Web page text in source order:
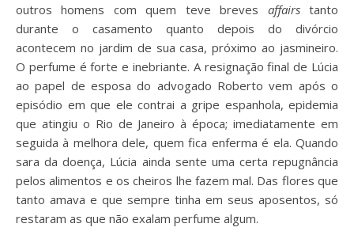
outros homens com quem teve breves affairstanto
durante o casamento quanto depois do divórcio
acontecem no jardim de sua casa, próximo ao jasmineiro.
O perfume é forte e inebriante. A resignação final de Lúcia
ao papel de esposa do advogado Roberto vem após o
episódio em que ele contrai a gripe espanhola, epidemia
que atingiu o Rio de Janeiro à época; imediatamente em
seguida à melhora dele, quem fica enferma é ela. Quando
sara da doença, Lúcia ainda sente uma certa repugnância
pelos alimentos e os cheiros lhe fazem mal. Das flores que
tanto amava e que sempre tinha em seus aposentos, só
restaram as que não exalam perfume algum.